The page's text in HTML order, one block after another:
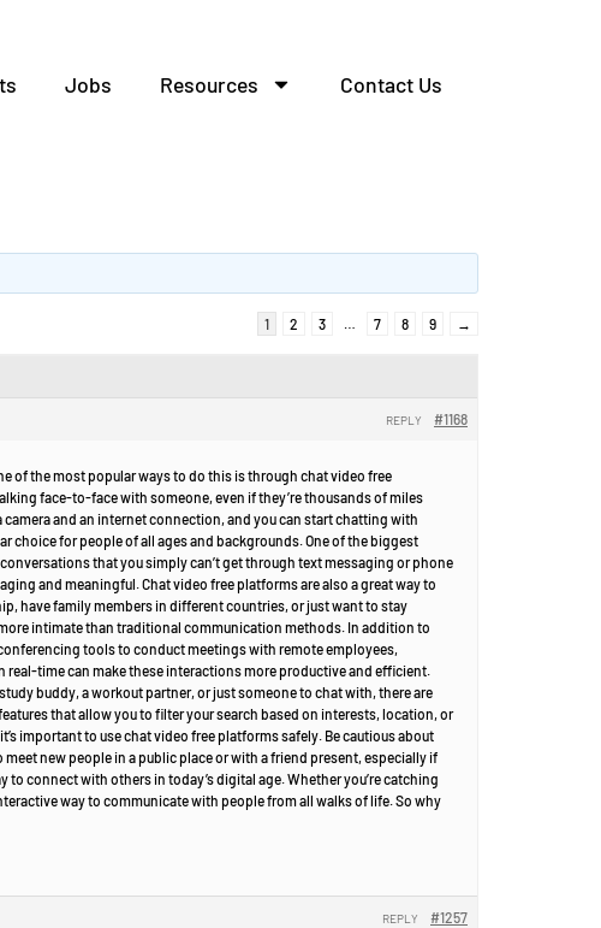
Jobs Resources Contact Us
1 2 3 … 7 8 9 →
#1168
REPLY
of the most popular ways to do this is through chat video free
face-to-face with someone, even if they’re thousands of miles
and an internet connection, and you can start chatting with
choice for people of all ages and backgrounds. One of the biggest
that you simply can’t get through text messaging or phone
and meaningful. Chat video free platforms are also a great way to
have family members in different countries, or just want to stay
intimate than traditional communication methods. In addition to
tools to conduct meetings with remote employees,
time can make these interactions more productive and efficient.
buddy, a workout partner, or just someone to chat with, there are
that allow you to filter your search based on interests, location, or
important to use chat video free platforms safely. Be cautious about
new people in a public place or with a friend present, especially if
connect with others in today’s digital age. Whether you’re catching
way to communicate with people from all walks of life. So why
#1257
REPLY